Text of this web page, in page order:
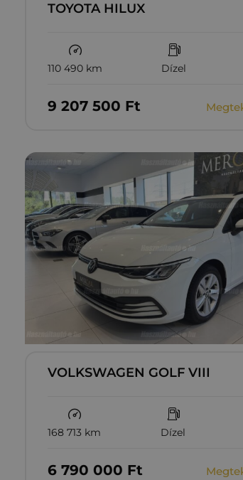
TOYOTA HILUX
110 490 km Dízel
9‏‏‎ ‎207‏‏‎ ‎500 Ft
VOLKSWAGEN GOLF VIII
168 713 km Dízel
6‏‏‎ ‎790‏‏‎ ‎000 Ft